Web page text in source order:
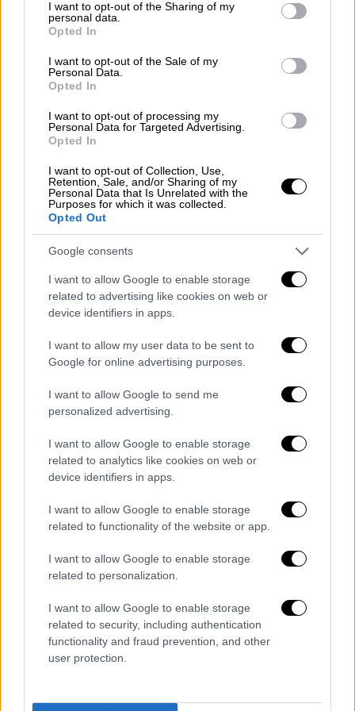
not limited to your visit or usage behaviour. You may click to
grant or deny consent to Google and its third-party tags to
use your data for below specified purposes in below Google
consent section.
I want to opt-out of the Sharing of my
personal data.
Opted In
I want to opt-out of the Sale of my
Personal Data.
Opted In
I want to opt-out of processing my
Personal Data for Targeted Advertising.
Opted In
I want to opt-out of Collection, Use,
Retention, Sale, and/or Sharing of my
Personal Data that Is Unrelated with the
Purposes for which it was collected.
Opted Out
Google consents
I want to allow Google to enable storage
related to advertising like cookies on web or
device identifiers in apps.
I want to allow my user data to be sent to
Google for online advertising purposes.
I want to allow Google to send me
personalized advertising.
I want to allow Google to enable storage
related to analytics like cookies on web or
device identifiers in apps.
I want to allow Google to enable storage
related to functionality of the website or app.
I want to allow Google to enable storage
related to personalization.
I want to allow Google to enable storage
related to security, including authentication
functionality and fraud prevention, and other
user protection.
πυρός που τελεί σε ισχύ ανάμεσα στο Ισραήλ
και το λιβανικό κίνημα που πρόσκειται στο
έπειτα από έναν και πλέον χρόνο
εχθροπραξιών.
Το εθνικό πρακτορείο ειδήσεων του
Λιβάνουμετέδωσε χθες ότι «μαχητικά
αεροσκάφη του ισραηλινού εχθρού» έκαναν
επιδρομές στα σύνορα της χώρας με τη
Συρία, μια από τις οποίες έπληξε συνοριακό
φυλάκιο.
Συνεχίζει τα πλήγματα το Ισραήλ
Παρά τη συμφωνία κατάπαυσης του πυρός,
ένοπλες δυνάμεις του
προχωρούν, πιο σποραδικά, σε αεροπορικά
πλήγματα στο λιβανικό έδαφος. Και οι δυο
παραβιάσεις της συμφωνίας.
Με βάση τους όρους της συμφωνίας, οι
ισραηλινές ένοπλες δυνάμεις υποτίθεται
πως θα ολοκλήρωναν την 26η Ιανουαρίου την
Λίβανο, όπου πλέον, στη θεωρία
τουλάχιστον, έχουν δικαίωμα να επιχειρούν
μόνο οι κυανόκρανοι του ΟΗΕ και ο
λιβανικός στρατός. Οι
προθεσμία για αυτό, εντός του τρέχοντα
μήνα.
Παράλληλα μετά την πτώση τουΜπασάρ αλ
Άσαντ στη Συρία